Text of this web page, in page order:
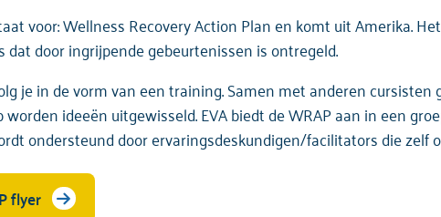
voor: Wellness Recovery Action Plan en komt uit Amerika.
dat door ingrijpende gebeurtenissen is ontregeld.
je in de vorm van een training. Samen met anderen
worden ideeën uitgewisseld. EVA biedt de WRAP aan in een
ondersteund door ervaringsdeskundigen/facilitators die zelf
flyer